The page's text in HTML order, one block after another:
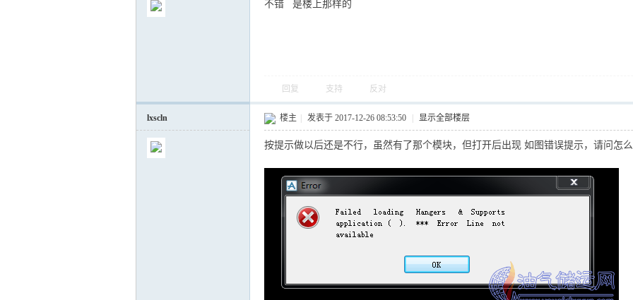
不错 是楼上那样的
回复 支持 反对
lxscln 楼主 发表于 2017-12-26 08:53:50 显示全部楼层
按提示做以后还是不行，虽然有了那个模块，但打开后出现 如图错误提示，请问怎么